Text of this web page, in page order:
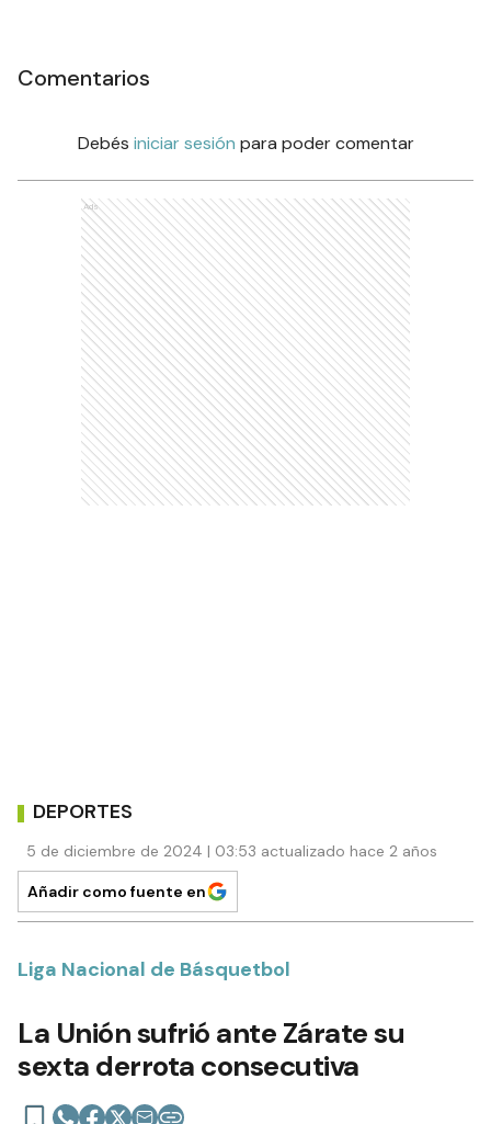
Comentarios
Debés iniciar sesión para poder comentar
Ads
DEPORTES
5 de diciembre de 2024 | 03:53 actualizado hace 2 años
Añadir como fuente en
Liga Nacional de Básquetbol
La Unión sufrió ante Zárate su
sexta derrota consecutiva